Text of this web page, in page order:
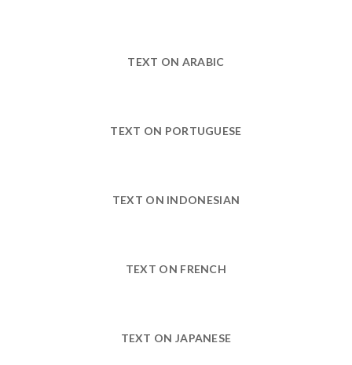
TEXT ON ARABIC
TEXT ON PORTUGUESE
TEXT ON INDONESIAN
TEXT ON FRENCH
TEXT ON JAPANESE